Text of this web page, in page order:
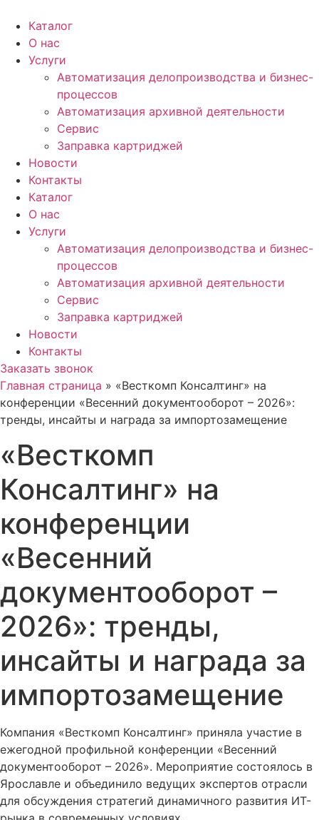
содержимому
Каталог
О нас
Услуги
Автоматизация делопроизводства и бизнес-
процессов
Автоматизация архивной деятельности
Сервис
Заправка картриджей
Новости
Контакты
Каталог
О нас
Услуги
Автоматизация делопроизводства и бизнес-
процессов
Автоматизация архивной деятельности
Сервис
Заправка картриджей
Новости
Контакты
Заказать звонок
Главная страница » «Весткомп Консалтинг» на
конференции «Весенний документооборот – 2026»:
тренды, инсайты и награда за импортозамещение
«Весткомп
Консалтинг» на
конференции
«Весенний
документооборот –
2026»: тренды,
инсайты и награда за
импортозамещение
Компания «Весткомп Консалтинг» приняла участие в
ежегодной профильной конференции «Весенний
документооборот – 2026». Мероприятие состоялось в
Ярославле и объединило ведущих экспертов отрасли
для обсуждения стратегий динамичного развития ИТ-